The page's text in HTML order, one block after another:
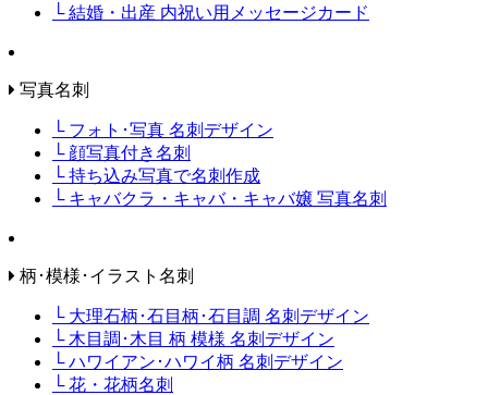
└ 結婚・出産 内祝い用メッセージカード
写真名刺
└ フォト･写真 名刺デザイン
└ 顔写真付き名刺
└ 持ち込み写真で名刺作成
└ キャバクラ・キャバ・キャバ嬢 写真名刺
柄･模様･イラスト名刺
└ 大理石柄･石目柄･石目調 名刺デザイン
└ 木目調･木目 柄 模様 名刺デザイン
└ ハワイアン･ハワイ柄 名刺デザイン
└ 花・花柄名刺